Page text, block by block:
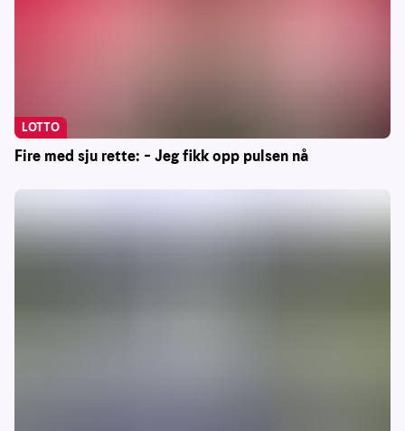
Fire med sju rette: – Jeg fikk opp pulsen nå
LOTTO